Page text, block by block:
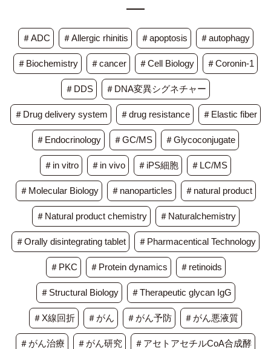
＃ADC ＃Allergic rhinitis ＃apoptosis ＃autophagy
＃Biochemistry ＃cancer ＃Cell Biology ＃Coronin-1
＃DDS ＃DNA変異シグネチャー
＃Drug delivery system ＃drug resistance ＃Elastic fiber
＃Endocrinology ＃GC/MS ＃Glycoconjugate
＃in vitro ＃in vivo ＃iPS細胞 ＃LC/MS
＃Molecular Biology ＃nanoparticles ＃natural product
＃Natural product chemistry ＃Naturalchemistry
＃Orally disintegrating tablet ＃Pharmacentical Technology
＃PKC ＃Protein dynamics ＃retinoids
＃Structural Biology ＃Therapeutic glycan IgG
＃X線回折 ＃がん ＃がん予防 ＃がん悪液質
＃がん治療 ＃がん研究 ＃アセトアセチルCoA合成酵